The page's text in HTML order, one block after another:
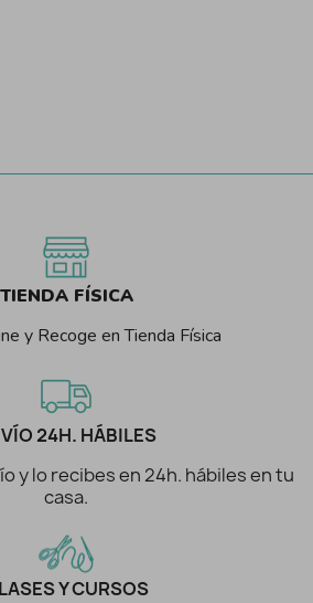
TIENDA FÍSICA
y Recoge en Tienda Física
24H. HÁBILES
y lo recibes en 24h. hábiles en tu
casa.
Y CURSOS